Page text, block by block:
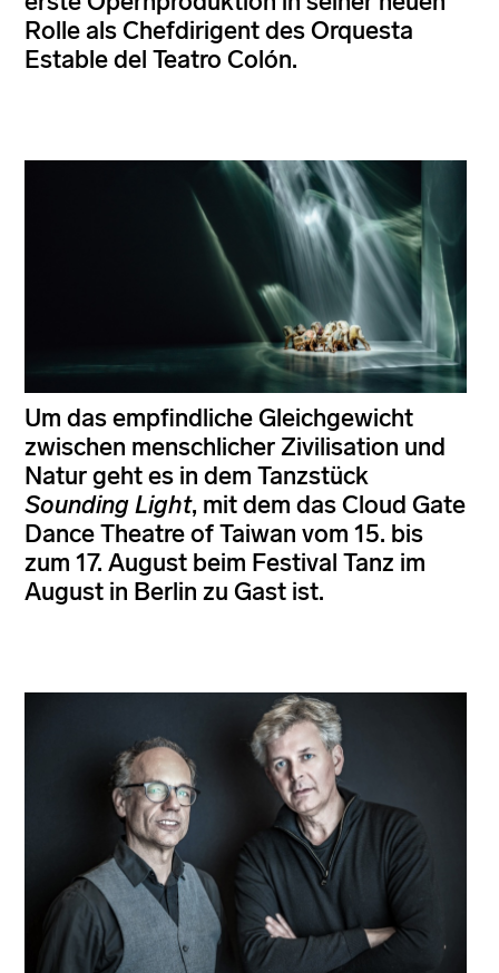
Rolle als Chefdirigent des Orquesta
Estable del Teatro Colón.
Um das empfindliche Gleichgewicht
zwischen menschlicher Zivilisation und
Natur geht es in dem Tanzstück
Sounding Light, mit dem das Cloud Gate
Dance Theatre of Taiwan vom 15. bis
zum 17. August beim Festival Tanz im
August in Berlin zu Gast ist.